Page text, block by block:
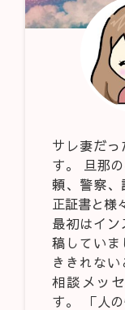
サレ妻だ
す。 旦那
頼、警察
正証書と様
最初はイ
稿してい
ききれな
相談メッ
す。 「人